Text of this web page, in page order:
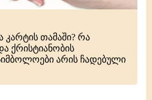
თამაში? რა
ქრისტიანობის
არის ჩადებული